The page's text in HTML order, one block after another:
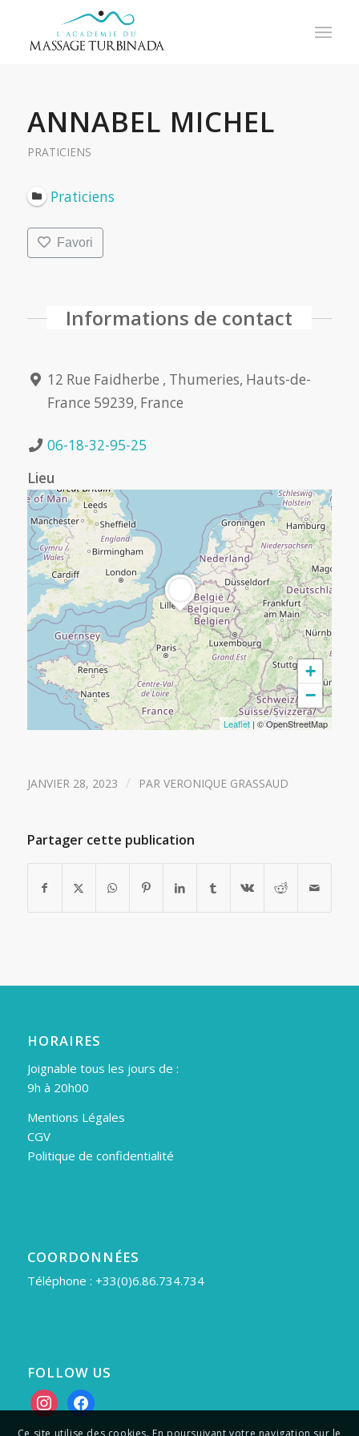
ANNABEL MICHEL
PRATICIENS
Praticiens
Favori
Informations de contact
12 Rue Faidherbe , Thumeries, Hauts-de-
France 59239, France
06-18-32-95-25
Lieu
+
−
Leaflet | © OpenStreetMap
JANVIER 28, 2023 / PAR VERONIQUE GRASSAUD
Partager cette publication
HORAIRES
Joignable tous les jours de :
9h à 20h00
Mentions Légales
CGV
Politique de confidentialité
COORDONNÉES
Téléphone : +33(0)6.86.734.734
FOLLOW US
instagramfacebook
Ce site utilise des cookies. En poursuivant votre navigation sur le